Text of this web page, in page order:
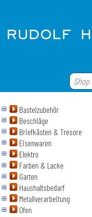
Bastelzubehör
Beschläge
Briefkästen & Tresore
Eisenwaren
Elektro
Farben & Lacke
Garten
Haushaltsbedarf
Metallverarbeitung
Ofen